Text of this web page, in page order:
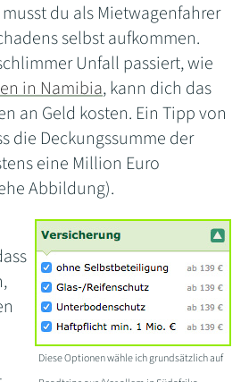
du als Mietwagenfahrer
selbst aufkommen.
Unfall passiert, wie
in Namibia, kann dich das
an Geld kosten. Ein Tipp von
die Deckungssumme der
eine Million Euro
Abbildung).
Diese Optionen wähle ich grundsätzlich auf